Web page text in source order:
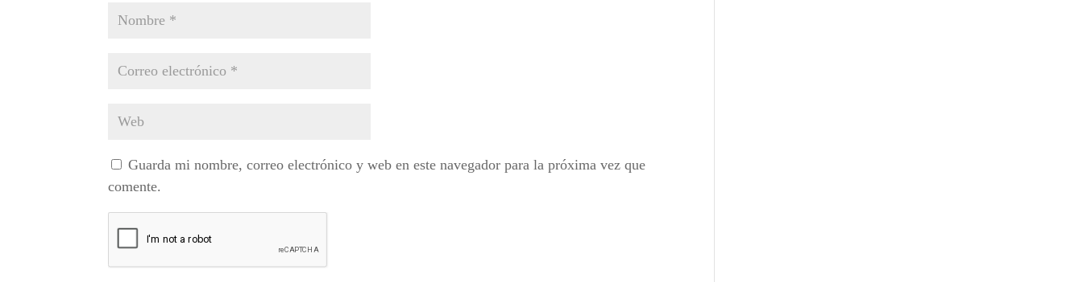
Guarda mi nombre, correo electrónico y web en este navegador para la próxima vez que
comente.